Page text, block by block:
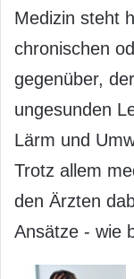
Medizin steht
chronischen
gegenüber,
ungesunden
Lärm und
Trotz allem
den Ärzten
Ansätze - wie